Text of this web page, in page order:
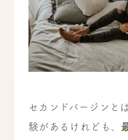
セカンドバージンと
験があるけれども、